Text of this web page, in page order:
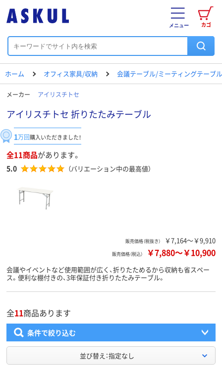
カゴ
メニュー
ホーム オフィス家具/収納 会議テーブル/ミーティングテーブル
メーカー アイリスチトセ
アイリスチトセ 折りたたみテーブル
1万回購入いただきました！
全11商品があります。
5.0 （バリエーション中の最高値）
販売価格（税抜き） ￥7,164～￥9,910
販売価格（税込） ￥7,880～￥10,900
会議やイベントなど使用範囲が広く、折りたためるから収納も省スペー
ス。便利な棚付きの、3年保証付き折りたたみテーブル。
全11商品あります
条件で絞り込む
並び替え：指定なし